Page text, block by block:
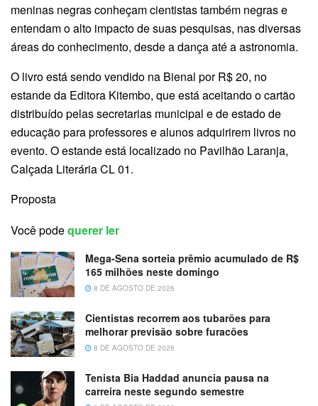
meninas negras conheçam cientistas também negras e
entendam o alto impacto de suas pesquisas, nas diversas
áreas do conhecimento, desde a dança até a astronomia.
O livro está sendo vendido na Bienal por R$ 20, no
estande da Editora Kitembo, que está aceitando o cartão
distribuído pelas secretarias municipal e de estado de
educação para professores e alunos adquirirem livros no
evento. O estande está localizado no Pavilhão Laranja,
Calçada Literária CL 01.
Proposta
Você podequerer ler
Mega-Sena sorteia prêmio acumulado de R$
165 milhões neste domingo
8 DE AGOSTO DE 2026
Cientistas recorrem aos tubarões para
melhorar previsão sobre furacões
8 DE AGOSTO DE 2026
Tenista Bia Haddad anuncia pausa na
carreira neste segundo semestre